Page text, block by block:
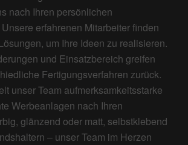
nach Ihren persönlichen
erfahrenen Mitarbeiter finden
um Ihre Ideen zu realisieren.
und Einsatzbereich greifen
Fertigungsverfahren zurück.
unser Team aufmerksamkeitsstarke
Werbeanlagen nach Ihren
glänzend oder matt, selbstklebend
– unser Team im Herzen